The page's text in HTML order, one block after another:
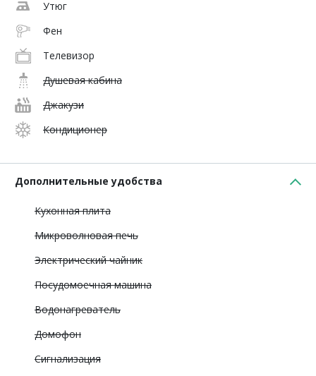
Утюг
Фен
Телевизор
Душевая кабина
Джакузи
Кондиционер
Дополнительные удобства
Кухонная плита
Микроволновая печь
Электрический чайник
Посудомоечная машина
Водонагреватель
Домофон
Сигнализация